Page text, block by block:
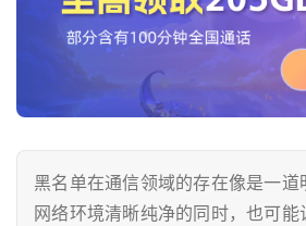
黑名单在通信领域的存在像是一道
网络环境清晰纯净的同时，也可能